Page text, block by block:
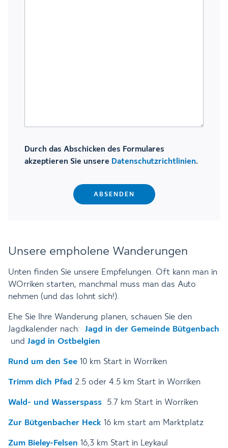
Durch das Abschicken des Formulares
akzeptieren Sie unsere Datenschutzrichtlinien.
Unsere empholene Wanderungen
Unten finden Sie unsere Empfelungen. Oft kann man in
WOrriken starten, manchmal muss man das Auto
nehmen (und das lohnt sich!).
Ehe Sie Ihre Wanderung planen, schauen Sie den
Jagdkalender nach: Jagd in der Gemeinde Bütgenbach
und Jagd in Ostbelgien
Rund um den See 10 km Start in Worriken
Trimm dich Pfad 2.5 oder 4.5 km Start in Worriken
Wald- und Wasserspass 5.7 km Start in Worriken
Zur Bütgenbacher Heck 16 km start am Marktplatz
Zum Bieley-Felsen 16,3 km Start in Leykaul